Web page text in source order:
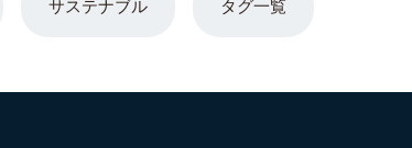
サステナブル タグ一覧